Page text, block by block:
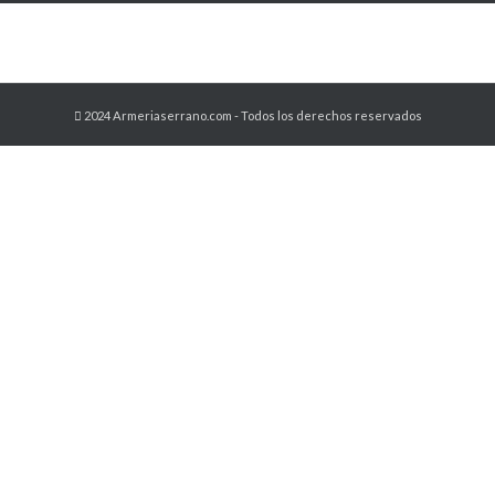
2024 Armeriaserrano.com - Todos los derechos reservados